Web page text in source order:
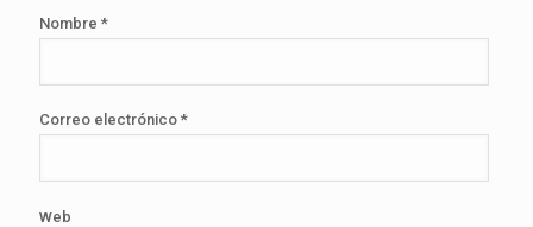
Nombre *
Correo electrónico *
Web